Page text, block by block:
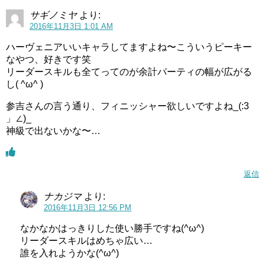
サギノミヤ より:
2016年11月3日 1:01 AM
ハーヴェニアいいキャラしてますよね〜こういうピーキー
なやつ、好きです笑
リーダースキルも全てってのが余計パーティの幅が広がる
し( ^ω^ )
参吉さんの言う通り、フィニッシャー欲しいですよね_(:3
」∠)_
神級で出ないかな〜…
返信
ナカジマ より:
2016年11月3日 12:56 PM
なかなかはっきりした使い勝手ですね(^ω^)
リーダースキルはめちゃ広い…
誰を入れようかな(^ω^)